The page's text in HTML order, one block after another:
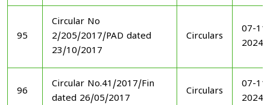
95
Circular No
2/205/2017/PAD dated
23/10/2017
Circulars
07-11-
2024
96
Circular No.41/2017/Fin
dated 26/05/2017
Circulars
07-11-
2024